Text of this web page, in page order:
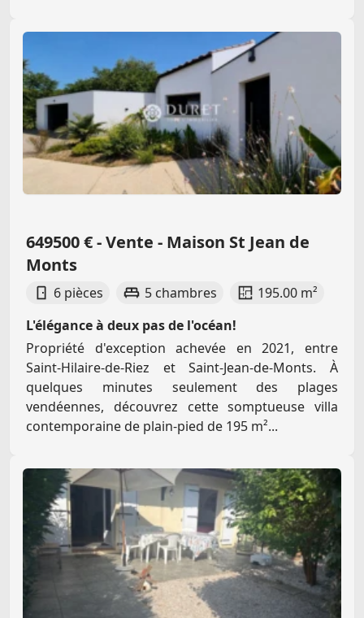
649500 € - Vente - Maison St Jean de
Monts
6 pièces 5 chambres
195.00 m²
L'élégance à deux pas de l'océan!
Propriété d'exception achevée en 2021, entre
Saint-Hilaire-de-Riez et Saint-Jean-de-Monts. À
quelques minutes seulement des plages
vendéennes, découvrez cette somptueuse villa
contemporaine de plain-pied de 195 m²...